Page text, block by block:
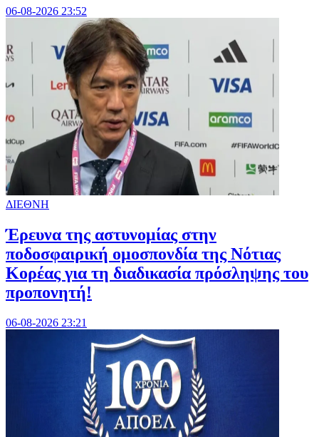
06-08-2026 23:52
ΔΙΕΘΝΗ
Έρευνα της αστυνομίας στην
ποδοσφαιρική ομοσπονδία της Νότιας
Κορέας για τη διαδικασία πρόσληψης του
προπονητή!
06-08-2026 23:21